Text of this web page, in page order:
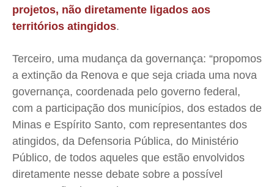
projetos, não diretamente ligados aos
territórios atingidos.
Terceiro, uma mudança da governança: “propomos
a extinção da Renova e que seja criada uma nova
governança, coordenada pelo governo federal,
com a participação dos municípios, dos estados de
Minas e Espírito Santo, com representantes dos
atingidos, da Defensoria Pública, do Ministério
Público, de todos aqueles que estão envolvidos
diretamente nesse debate sobre a possível